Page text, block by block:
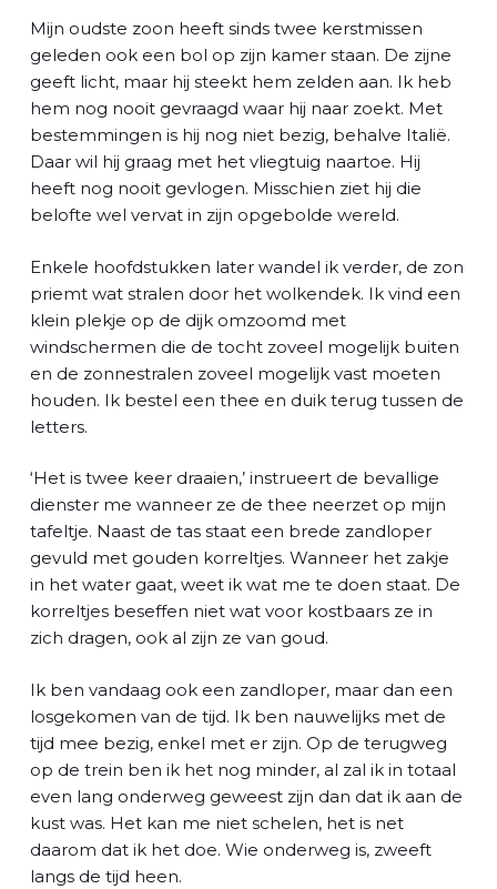
Mijn oudste zoon heeft sinds twee kerstmissen
geleden ook een bol op zijn kamer staan. De zijne
geeft licht, maar hij steekt hem zelden aan. Ik heb
hem nog nooit gevraagd waar hij naar zoekt. Met
bestemmingen is hij nog niet bezig, behalve Italië.
Daar wil hij graag met het vliegtuig naartoe. Hij
heeft nog nooit gevlogen. Misschien ziet hij die
belofte wel vervat in zijn opgebolde wereld.
Enkele hoofdstukken later wandel ik verder, de zon
priemt wat stralen door het wolkendek. Ik vind een
klein plekje op de dijk omzoomd met
windschermen die de tocht zoveel mogelijk buiten
en de zonnestralen zoveel mogelijk vast moeten
houden. Ik bestel een thee en duik terug tussen de
letters.
‘Het is twee keer draaien,’ instrueert de bevallige
dienster me wanneer ze de thee neerzet op mijn
tafeltje. Naast de tas staat een brede zandloper
gevuld met gouden korreltjes. Wanneer het zakje
in het water gaat, weet ik wat me te doen staat. De
korreltjes beseffen niet wat voor kostbaars ze in
zich dragen, ook al zijn ze van goud.
Ik ben vandaag ook een zandloper, maar dan een
losgekomen van de tijd. Ik ben nauwelijks met de
tijd mee bezig, enkel met er zijn. Op de terugweg
op de trein ben ik het nog minder, al zal ik in totaal
even lang onderweg geweest zijn dan dat ik aan de
kust was. Het kan me niet schelen, het is net
daarom dat ik het doe. Wie onderweg is, zweeft
langs de tijd heen.